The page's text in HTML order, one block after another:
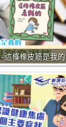
這條橡皮筋是我的